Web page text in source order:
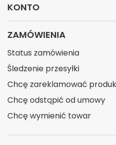
KONTO
ZAMÓWIENIA
Status zamówienia
Śledzenie przesyłki
Chcę zareklamować
Chcę odstąpić od umowy
Chcę wymienić towar